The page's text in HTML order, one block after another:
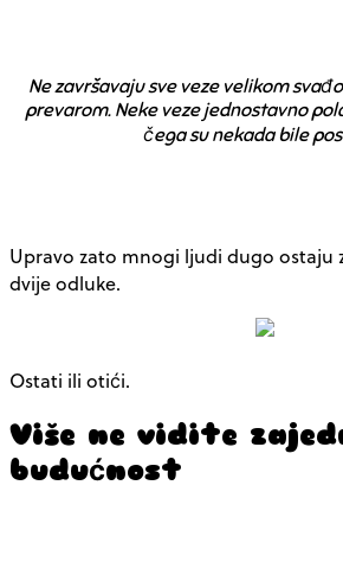
Ne završavaju sve veze velikom
prevarom. Neke veze jednostavno
čega su nekada bile
Upravo zato mnogi ljudi dugo ostaju
dvije odluke.
Ostati ili otići.
Više ne vidite
budućnost